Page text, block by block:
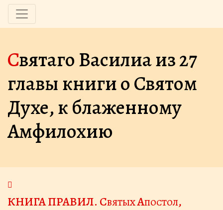
Святаго Василиа из 27
главы книги о Свя­том
Духе, к блаженному
Амфилохию
КНИГА ПРАВИЛ. Святых Апостол,